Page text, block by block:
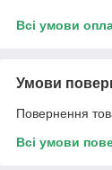
Всі умови
Умови
Повернення
Всі умови